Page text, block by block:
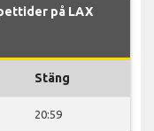
på LAX
Stäng
20:59